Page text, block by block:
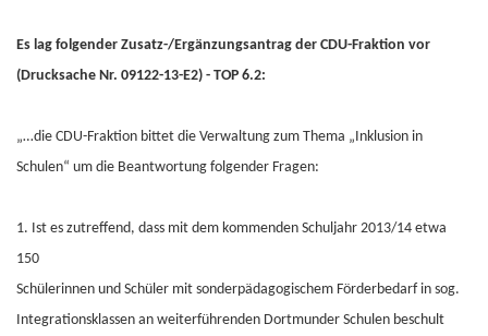
Es lag folgender Zusatz-/Ergänzungsantrag der CDU-Fraktion vor
(Drucksache Nr. 09122-13-E2) - TOP 6.2:
„…die CDU-Fraktion bittet die Verwaltung zum Thema „Inklusion in
Schulen“ um die Beantwortung folgender Fragen:
1. Ist es zutreffend, dass mit dem kommenden Schuljahr 2013/14 etwa
150
Schülerinnen und Schüler mit sonderpädagogischem Förderbedarf in sog.
Integrationsklassen an weiterführenden Dortmunder Schulen beschult